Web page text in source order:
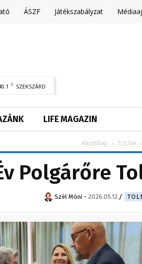
ÁSZF Játékszabályzat
C SZEKSZÁRD
LIFE MAGAZIN
Kezdőlap TOLNA
Polgárőre
Szél Móni - 2026.05.12.